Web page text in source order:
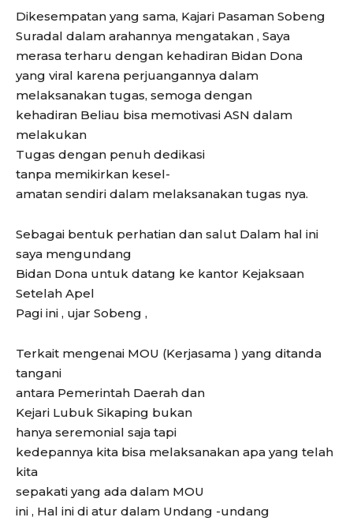
Dikesempatan yang sama, Kajari Pasaman Sobeng
Suradal dalam arahannya mengatakan , Saya
merasa terharu dengan kehadiran Bidan Dona
yang viral karena perjuangannya dalam
melaksanakan tugas, semoga dengan
kehadiran Beliau bisa memotivasi ASN dalam
melakukan
Tugas dengan penuh dedikasi
tanpa memikirkan kesel-
amatan sendiri dalam melaksanakan tugas nya.
Sebagai bentuk perhatian dan salut Dalam hal ini
saya mengundang
Bidan Dona untuk datang ke kantor Kejaksaan
Setelah Apel
Pagi ini , ujar Sobeng ,
Terkait mengenai MOU (Kerjasama ) yang ditanda
tangani
antara Pemerintah Daerah dan
Kejari Lubuk Sikaping bukan
hanya seremonial saja tapi
kedepannya kita bisa melaksanakan apa yang telah
kita
sepakati yang ada dalam MOU
ini , Hal ini di atur dalam Undang -undang